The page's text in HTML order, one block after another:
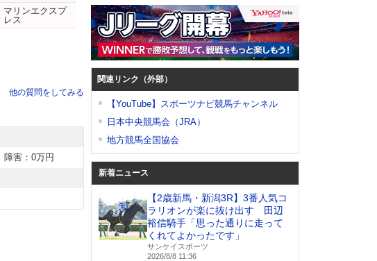
マリンエクスプ
レス
他の質問をしてみる
障害：0万円
関連リンク（外部）
【YouTube】スポーツナビ競馬チャンネル
日本中央競馬会（JRA）
地方競馬全国協会
新着ニュース
【2歳新馬・新潟3R】3番人気コ
ラリオンが楽に抜け出す 田辺
裕信騎手「思った通りに走って
くれてよかったです」
サンケイスポーツ
2026/8/8 11:36